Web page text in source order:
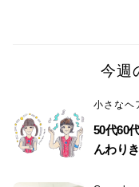
今週
小さなヘ
50代60
んわり